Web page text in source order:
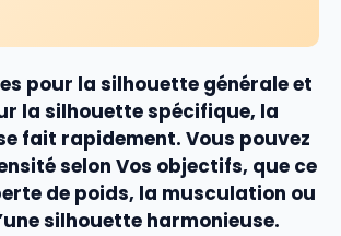
pour la silhouette généraleet
la silhouette spécifique, la
fait rapidement. Vous pouvez
selon Vos objectifs, que ce
de poids, la musculation ou
silhouette harmonieuse.